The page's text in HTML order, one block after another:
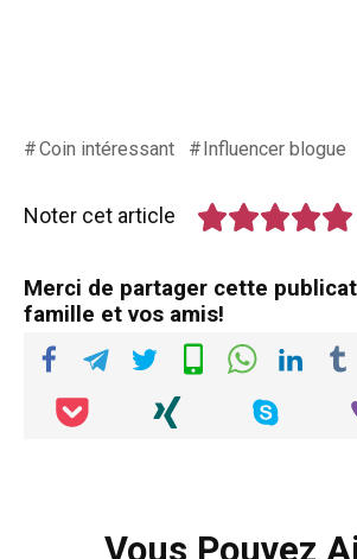
Coin intéressant Influencer blogue
Noter cet article
Merci de partager cette
famille et vos amis!
Vous Pouvez